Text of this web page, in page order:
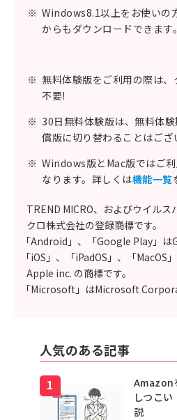
※ Windows8.1以上をお使い
からもダウンロードできます。
※ 無料体験版をご利用の際は
不要!
※ 30日無料体験版は、無料体
償版に切り替わることはござ
※ Windows版とMac版ではご
なります。詳しくは機能一覧
TREND MICRO、およびウイルス
クロ株式会社の登録商標です。
「Android」、「Google Play」は
「iOS」、「iPadOS」、「
Apple inc. の商標です。
「Microsoft」はMicrosoft
人気のある記事
Amazon
しつこ
説